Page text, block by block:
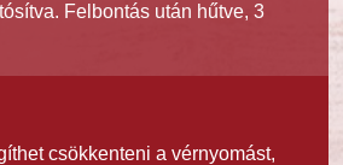
Felbontás után hűtve, 3
csökkenteni a vérnyomást,